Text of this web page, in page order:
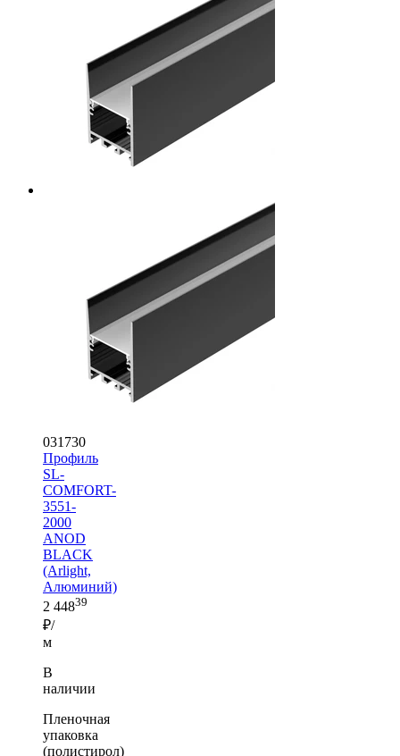
031730
Профиль
SL-
COMFORT-
3551-
2000
ANOD
BLACK
(Arlight,
Алюминий)
2 44839
₽/
м
В
наличии
Пленочная
упаковка
(полистирол)